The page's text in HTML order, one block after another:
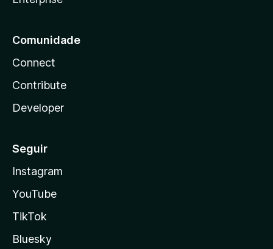
Comunidade
Connect
Contribute
Developer
Seguir
Instagram
YouTube
TikTok
Bluesky